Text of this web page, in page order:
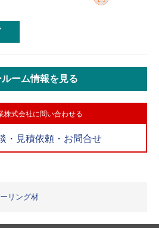
ーム情報を見る
株式会社に問い合わせる
・見積依頼・お問合せ
リング材